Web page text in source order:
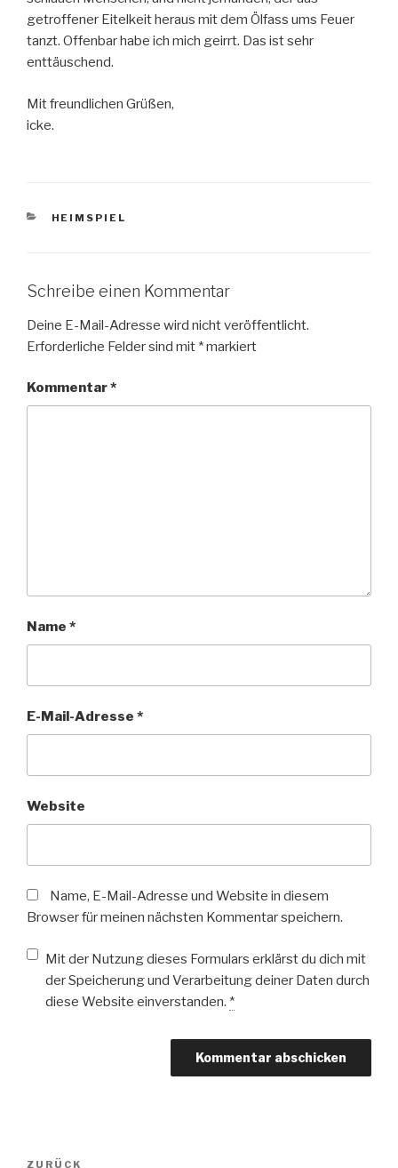
getroffener Eitelkeit heraus mit dem Ölfass ums Feuer
tanzt. Offenbar habe ich mich geirrt. Das ist sehr
enttäuschend.
Mit freundlichen Grüßen,
icke.
KATEGORIEN
HEIMSPIEL
Schreibe einen Kommentar
Deine E-Mail-Adresse wird nicht veröffentlicht.
Erforderliche Felder sind mit *markiert
Kommentar*
Name *
E-Mail-Adresse *
Website
Name, E-Mail-Adresse und Website in diesem
Browser für meinen nächsten Kommentar speichern.
Mit der Nutzung dieses Formulars erklärst du dich mit
der Speicherung und Verarbeitung deiner Daten durch
diese Website einverstanden. *
Beitragsnavigation
ZURÜCK